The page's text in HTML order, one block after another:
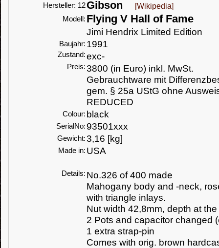
Hersteller: 12Gibson [Wikipedia]
Modell: Flying V Hall of Fame
Jimi Hendrix Limited Edition
Baujahr: 1991
Zustand:exc-
Preis:3800 (in Euro) inkl. MwSt.
Gebrauchtware mit
gem. § 25a UStG ohne
REDUCED
Colour: black
SerialNo: 93501xxx
Gewicht:3,16 [kg]
Made in: USA
Details: No.326 of 400 made
Mahogany body and -neck,
with triangle inlays.
Nut width 42,8mm, depth at
2 Pots and capacitor changed
1 extra strap-pin
Comes with orig. brown